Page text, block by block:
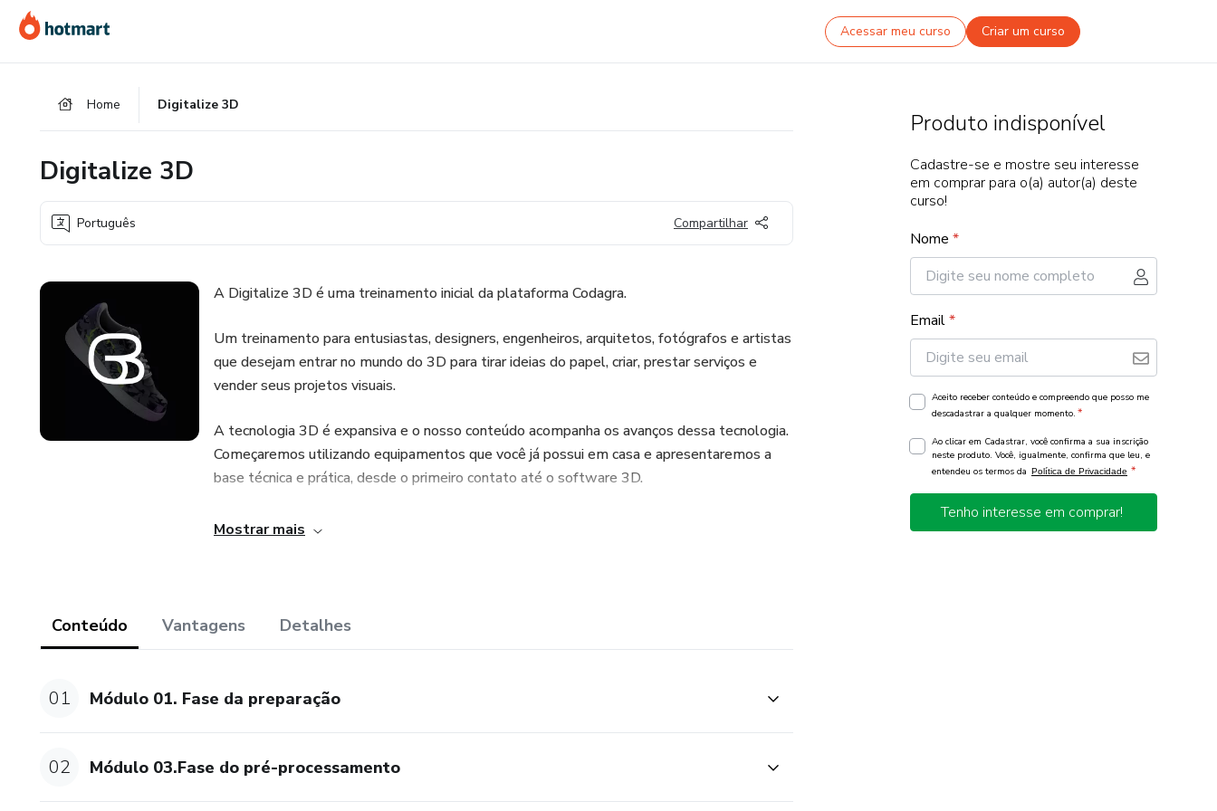
para
o
para
o
para
o
Acessar meu curso Criar um curso
Home Digitalize 3D
Digitalize 3D
Português Compartilhar
A Digitalize 3D é uma treinamento inicial da plataforma Codagra.
Um treinamento para entusiastas, designers, engenheiros, arquitetos, fotógrafos e artistas
que desejam entrar no mundo do 3D para tirar ideias do papel, criar, prestar serviços e
vender seus projetos visuais.
A tecnologia 3D é expansiva e o nosso conteúdo acompanha os avanços dessa tecnologia.
Começaremos utilizando equipamentos que você já possui em casa e apresentaremos a
base técnica e prática, desde o primeiro contato até o software 3D.
O treinamento é 100% online e com foco na área da captura, modelagem, renderização e
Você receberá 1 ano de acesso à plataforma de treinamento e a possibilidade de acessá-
Você também terá o suporte técnico disponível a qualquer momento e ainda fará parte da
comunidade VIP do Discord para alunos.
Mostrar mais
Conteúdo Vantagens Detalhes
01 Módulo 01. Fase da preparação
02 Módulo 03.Fase do pré-processamento
Produto indisponível
Cadastre-se e mostre seu interesse
em comprar para o(a) autor(a) deste
curso!
Nome *
Email*
Aceito receber conteúdo e compreendo que posso me
descadastrar a qualquer momento. *
Ao clicar em Cadastrar, você confirma a sua inscrição
neste produto. Você, igualmente, confirma que leu, e
entendeu os termos da Política de Privacidade *
Tenho interesse em comprar!